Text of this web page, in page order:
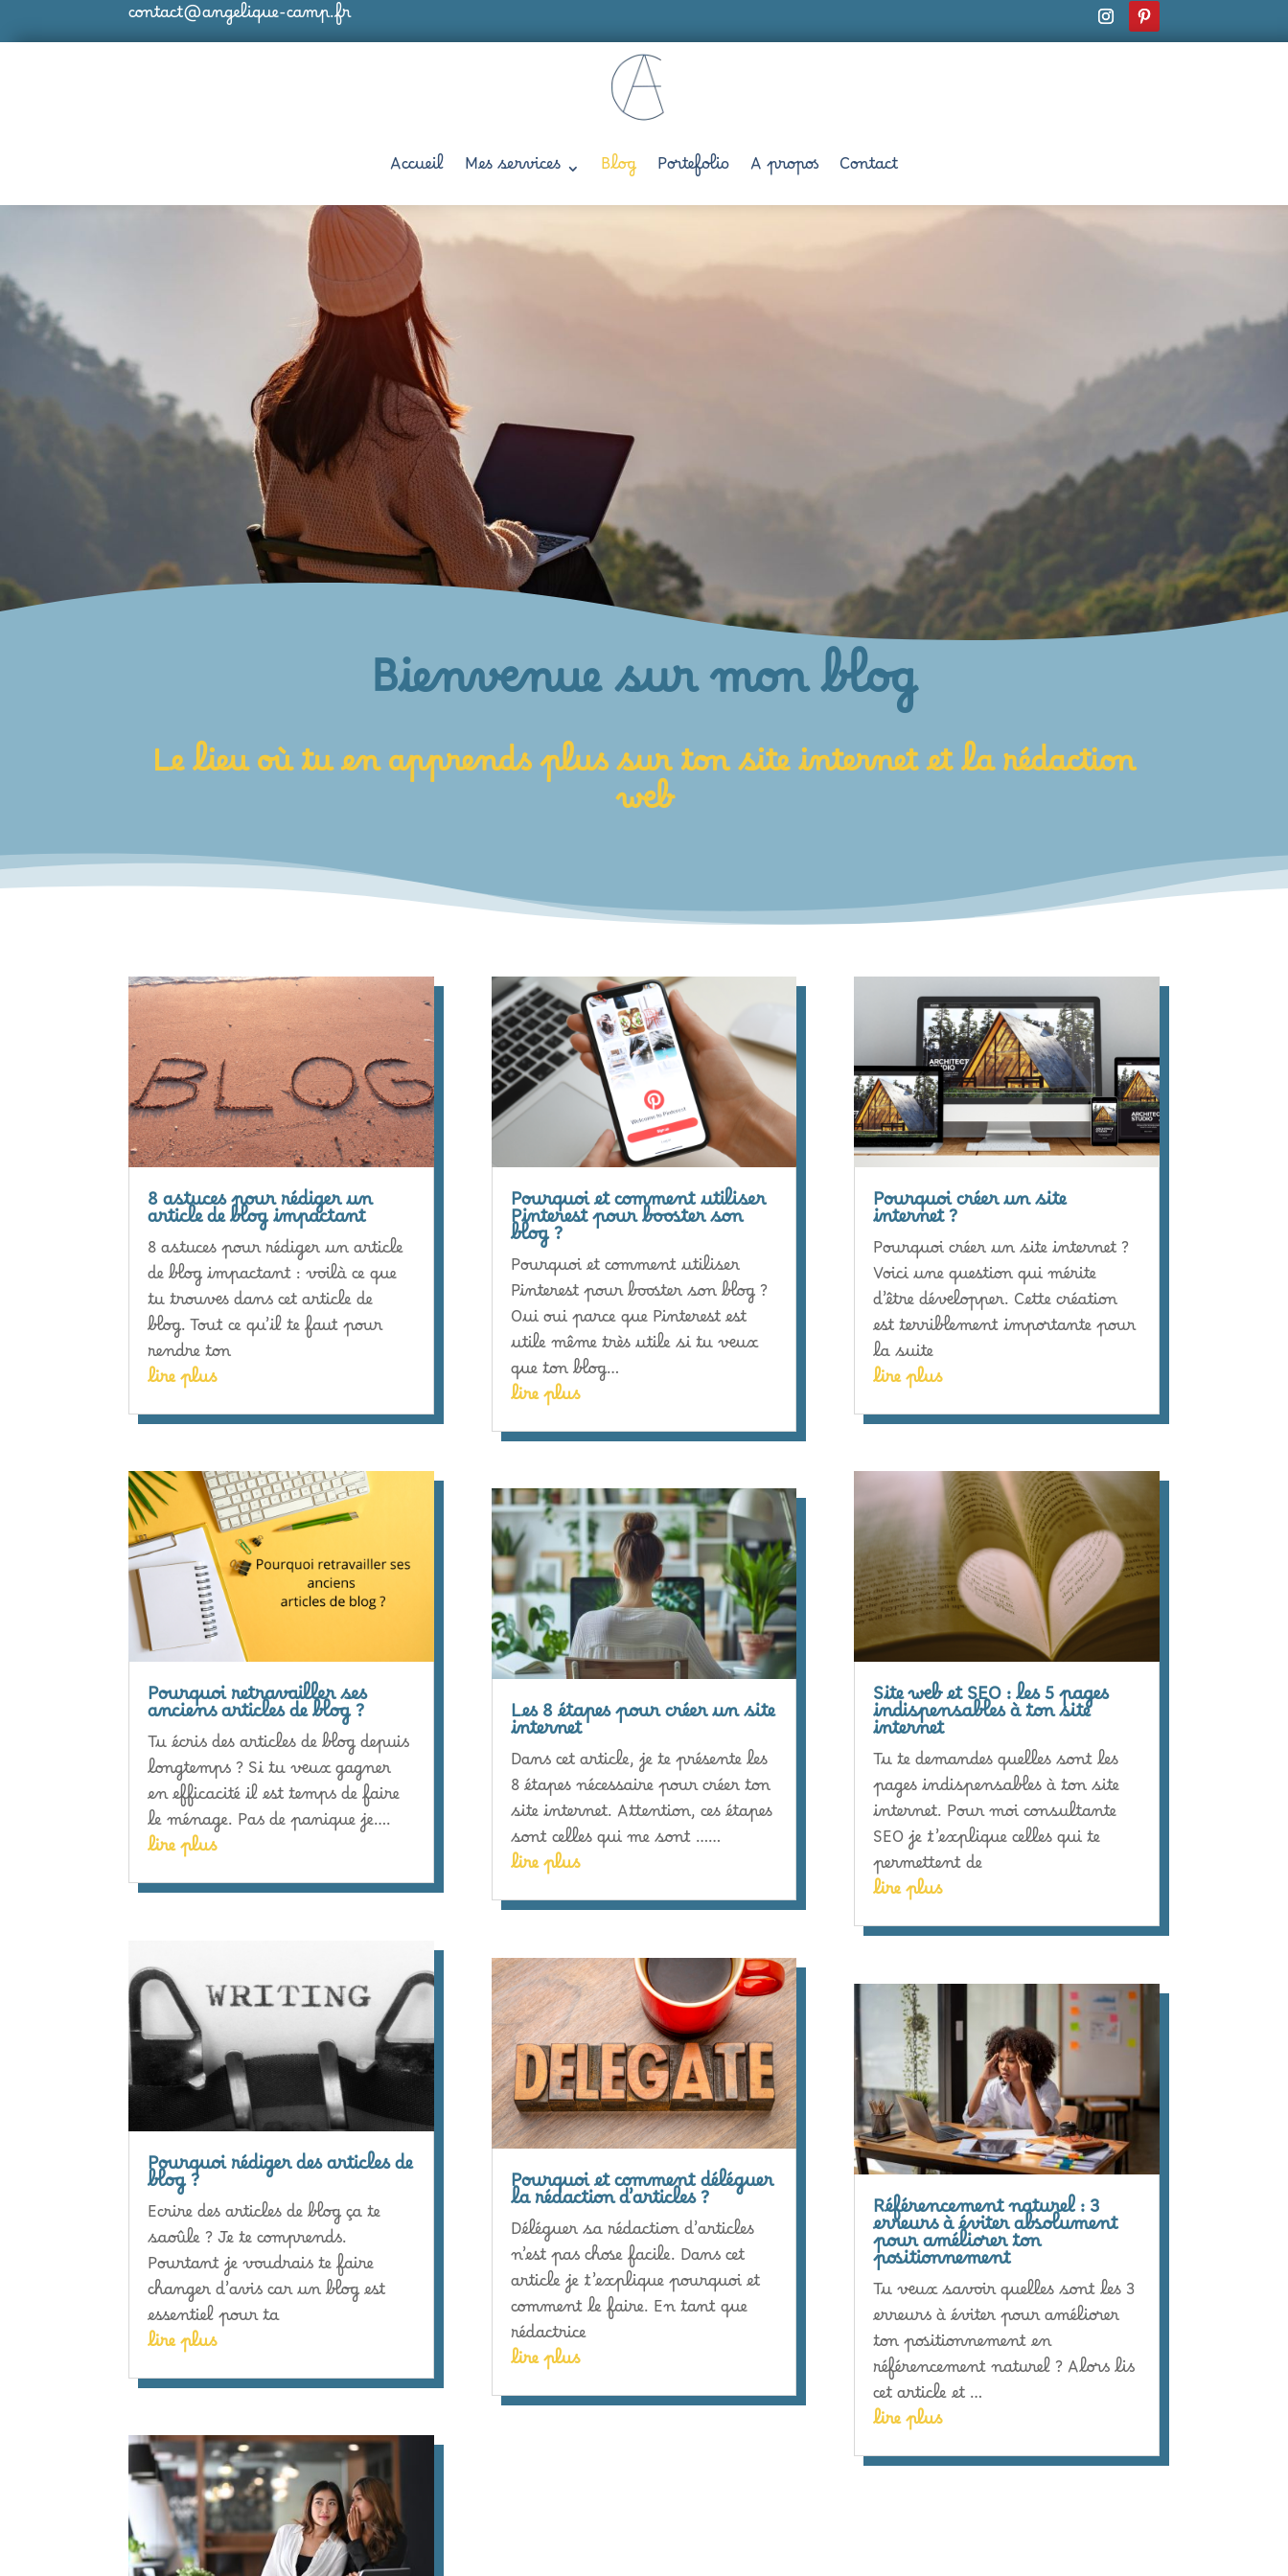
contact@angelique-camp.fr
Accueil Mes services Blog Portefolio A propos Contact
Bienvenue sur mon blog
Le lieu où tu en apprends plus sur ton site internet et la rédaction
web
8 astuces pour rédiger un
article de blog impactant
8 astuces pour rédiger un article
de blog impactant : voilà ce que
tu trouves dans cet article de
blog. Tout ce qu’il te faut pour
rendre ton
lire plus
Pourquoi retravailler ses
anciens articles de blog ?
Tu écris des articles de blog depuis
longtemps ? Si tu veux gagner
en efficacité il est temps de faire
le ménage. Pas de panique je….
lire plus
Pourquoi rédiger des articles de
blog ?
Ecrire des articles de blog ça te
saoûle ? Je te comprends.
Pourtant je voudrais te faire
changer d’avis car un blog est
essentiel pour ta
lire plus
Pourquoi et comment utiliser
Pinterest pour booster son
blog ?
Pourquoi et comment utiliser
Pinterest pour booster son blog ?
Oui oui parce que Pinterest est
utile même très utile si tu veux
que ton blog…
lire plus
Les 8 étapes pour créer un site
internet
Dans cet article, je te présente les
8 étapes nécessaire pour créer ton
site internet. Attention, ces étapes
sont celles qui me sont ……
lire plus
Pourquoi et comment déléguer
la rédaction d’articles ?
Déléguer sa rédaction d’articles
n’est pas chose facile. Dans cet
article je t’explique pourquoi et
comment le faire. En tant que
rédactrice
lire plus
Pourquoi créer un site
internet ?
Pourquoi créer un site internet ?
Voici une question qui mérite
d’être développer. Cette création
est terriblement importante pour
la suite
lire plus
Site web et SEO : les 5 pages
indispensables à ton site
internet
Tu te demandes quelles sont les
pages indispensables à ton site
internet. Pour moi consultante
SEO je t’explique celles qui te
permettent de
lire plus
Référencement naturel : 3
erreurs à éviter absolument
pour améliorer ton
positionnement
Tu veux savoir quelles sont les 3
erreurs à éviter pour améliorer
ton positionnement en
référencement naturel ? Alors lis
cet article et …
lire plus